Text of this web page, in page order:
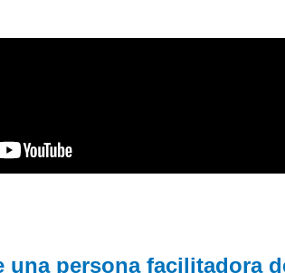
una persona facilitadora